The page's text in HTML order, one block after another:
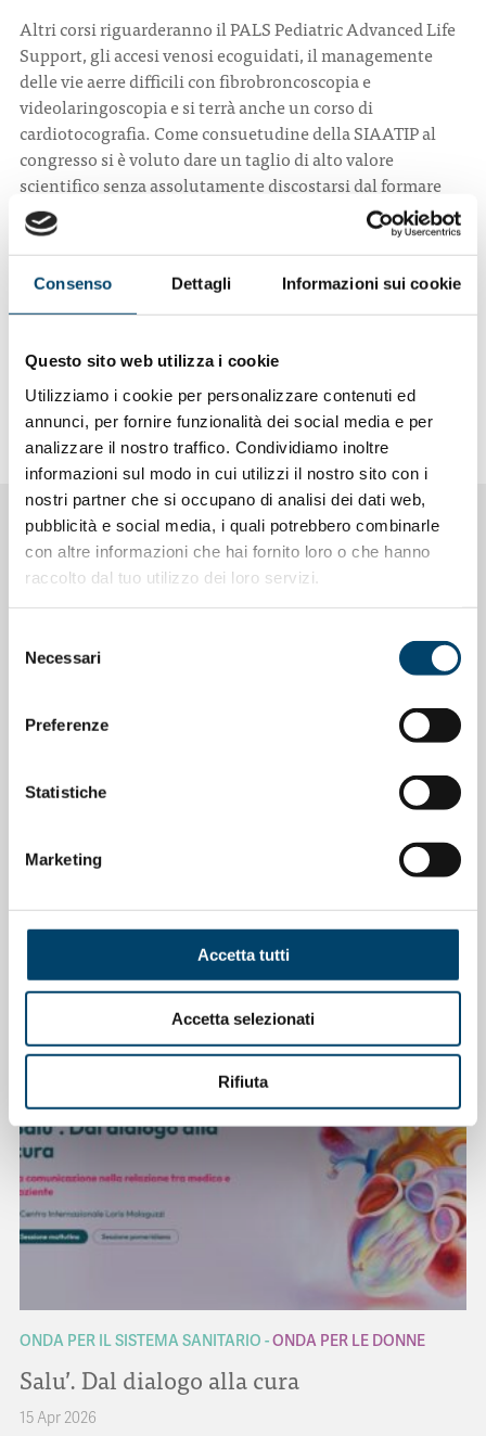
Consenso Dettagli Informazioni sui cookie
Questo sito web utilizza i cookie
Utilizziamo i cookie per personalizzare contenuti ed
annunci, per fornire funzionalità dei social media e per
analizzare il nostro traffico. Condividiamo inoltre
informazioni sul modo in cui utilizzi il nostro sito con i
nostri partner che si occupano di analisi dei dati web,
pubblicità e social media, i quali potrebbero combinarle
con altre informazioni che hai fornito loro o che hanno
raccolto dal tuo utilizzo dei loro servizi.
delNecessari
Preferenze
Statistiche
Marketing
Accetta tutti
Accetta selezionati
Rifiuta
Altri corsi riguarderanno il PALS Pediatric Advanced Life
Support, gli accesi venosi ecoguidati, il managemente
delle vie aerre difficili con fibrobroncoscopia e
videolaringoscopia e si terrà anche un corso di
cardiotocografia. Come consuetudine della SIAATIP al
congresso si è voluto dare un taglio di alto valore
scientifico senza assolutamente discostarsi dal formare
oltre che informare.
I partecipanti devono poter tornare presso i propri
ospedali con un bagaglio culturale più ricco ma anche di
reale utilità clinica dal momento che la disciplina richiede
le quali qualsiasi emergenza-urgenza non può
assolutamente essere adeguatamente affrontata.
L’articolo suQuotidiano Sanità
NOTIZIE CORRELATE
Depressione Post Partum: intervista al
Prof. Claudio Mencacci
ONDA PER IL SISTEMA SANITARIO ONDA PER LE DONNE
Salu’. Dal dialogo alla cura
15 Apr 2026